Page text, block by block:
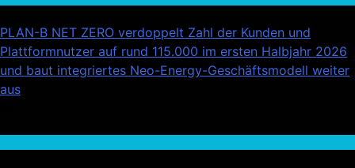
PLAN-B NET ZERO verdoppelt Zahl der Kunden und
Plattformnutzer auf rund 115.000 im ersten Halbjahr 2026
und baut integriertes Neo-Energy-Geschäftsmodell weiter
aus